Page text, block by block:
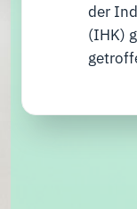
der
(IHK)